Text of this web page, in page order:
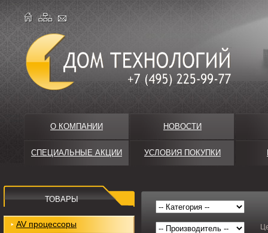
О КОМПАНИИ НОВОСТИ
СПЕЦИАЛЬНЫЕ АКЦИИ УСЛОВИЯ ПОКУПКИ
ТОВАРЫ
AV процессоры